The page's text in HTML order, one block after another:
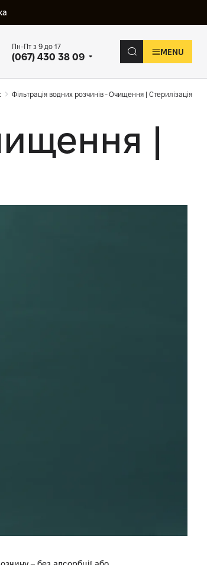
Пн-Пт з 9 до 17
(067) 430 38 09 MENU
Фільтрація водних розчинів - Очищення | Стерилізація
|